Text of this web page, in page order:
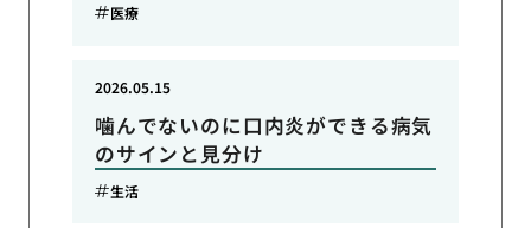
医療
噛んでないのに口内炎ができる病気
のサインと見分け
2026.05.15
生活